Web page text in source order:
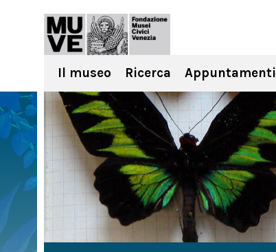
Il museo Ricerca Appuntamenti